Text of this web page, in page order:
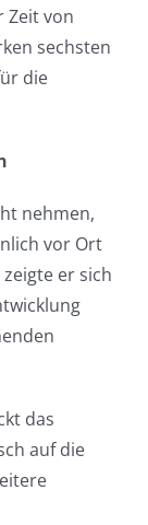
Zeit von
sechsten
die
nehmen,
vor Ort
er sich
das
auf die